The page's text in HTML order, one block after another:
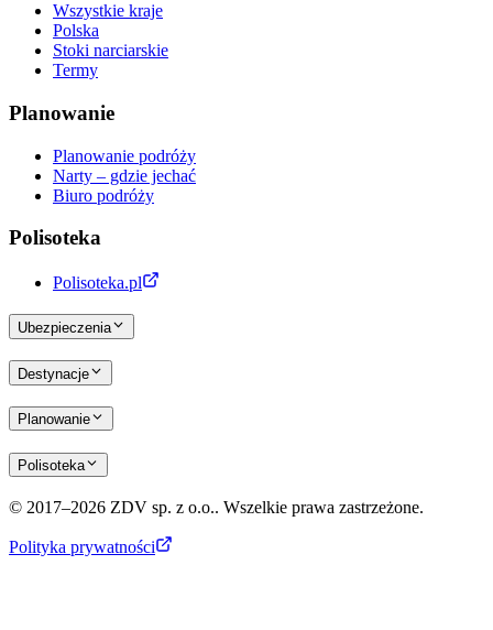
Wszystkie kraje
Polska
Stoki narciarskie
Termy
Planowanie
Planowanie podróży
Narty – gdzie jechać
Biuro podróży
Polisoteka
Polisoteka.pl
Ubezpieczenia
Destynacje
Planowanie
Polisoteka
© 2017–2026 ZDV sp. z o.o.. Wszelkie prawa zastrzeżone.
Polityka prywatności